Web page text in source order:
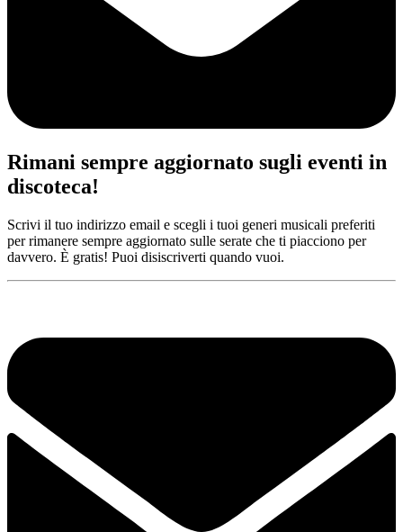
Rimani sempre aggiornato sugli eventi in
discoteca!
Scrivi il tuo indirizzo email e scegli i tuoi generi musicali preferiti
per rimanere sempre aggiornato sulle serate che ti piacciono per
davvero. È gratis! Puoi disiscriverti quando vuoi.